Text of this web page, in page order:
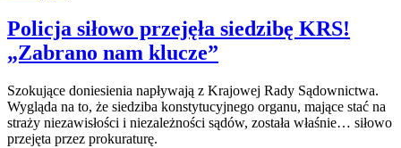
Policja siłowo przejęła siedzibę KRS!
„Zabrano nam klucze”
Szokujące doniesienia napływają z Krajowej Rady Sądownictwa.
Wygląda na to, że siedziba konstytucyjnego organu, mające stać na
straży niezawisłości i niezależności sądów, została właśnie… siłowo
przejęta przez prokuraturę.